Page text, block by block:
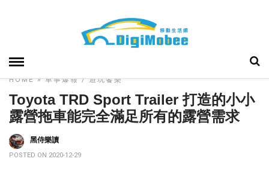
HOME»車事爆報 遊玩饗樂
Toyota TRD Sport Trailer 打造的小小
露營拖車能完全滿足所有的露營需求
黑侍樂讀
POSTED ON 2020-12-29